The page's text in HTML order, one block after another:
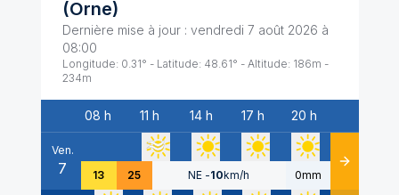
(Orne)
Dernière mise à jour : vendredi 7 août 2026 à
08:00
Longitude: 0.31° - Latitude: 48.61° - Altitude: 186m -
234m
Date
08 h 11 h 14 h 17 h 20 h
Ven.
7 13 25 NE -10km/h 0mm Détails